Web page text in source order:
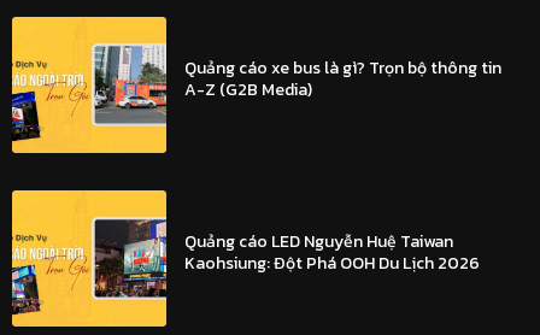
Quảng cáo xe bus là gì? Trọn bộ thông tin
A-Z (G2B Media)
Quảng cáo LED Nguyễn Huệ Taiwan
Kaohsiung: Đột Phá OOH Du Lịch 2026